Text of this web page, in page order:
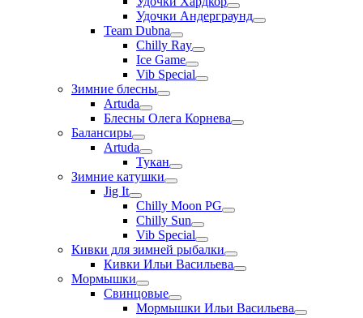
Удочки Андерграунд
Team Dubna
Chilly Ray
Ice Game
Vib Special
Зимние блесны
Artuda
Блесны Олега Корнева
Балансиры
Artuda
Тукан
Зимние катушки
Jig It
Chilly Moon PG
Chilly Sun
Vib Special
Кивки для зимней рыбалки
Кивки Ильи Васильева
Мормышки
Свинцовые
Мормышки Ильи Васильева